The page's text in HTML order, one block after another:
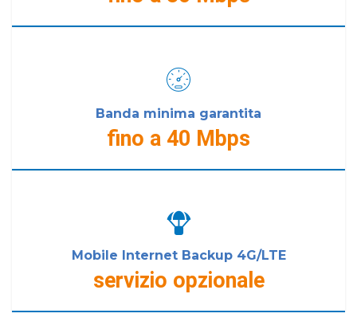
Banda minima garantita
fino a 40 Mbps
Mobile Internet Backup 4G/LTE
servizio opzionale